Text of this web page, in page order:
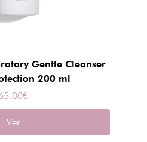
Gentle Cleanser
200 ml
€
Ver